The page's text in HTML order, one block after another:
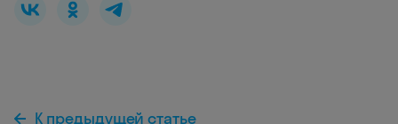
К предыдущей статье